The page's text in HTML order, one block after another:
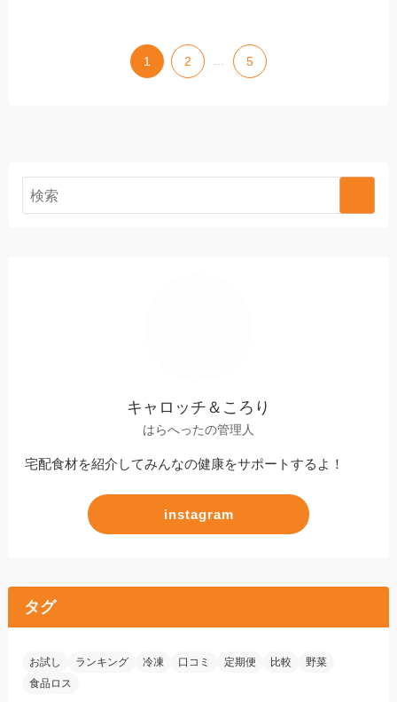
1 2 ... 5
キャロッチ＆ころり
はらへったの管理人
宅配食材を紹介してみんなの健康をサポートするよ！
instagram
タグ
お試し ランキング 冷凍 口コミ 定期便 比較
野菜
食品ロス